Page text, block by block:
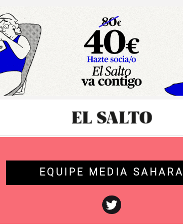
EQUIPE MEDIA SAHARA